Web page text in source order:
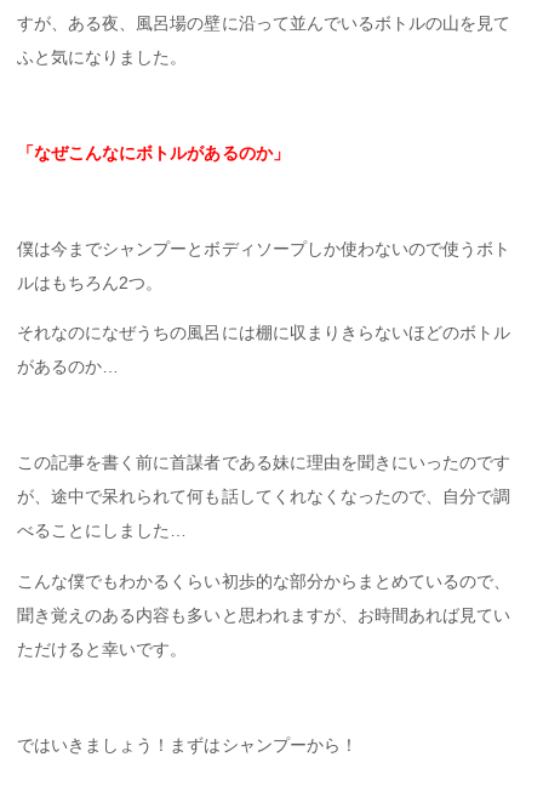
すが、ある夜、風呂場の壁に沿って並んでいるボトルの山を見て
ふと気になりました。
「なぜこんなにボトルがあるのか」
僕は今までシャンプーとボディソープしか使わないので使うボト
ルはもちろん2つ。
それなのになぜうちの風呂には棚に収まりきらないほどのボトル
があるのか…
この記事を書く前に首謀者である妹に理由を聞きにいったのです
が、途中で呆れられて何も話してくれなくなったので、自分で調
べることにしました…
こんな僕でもわかるくらい初歩的な部分からまとめているので、
聞き覚えのある内容も多いと思われますが、お時間あれば見てい
ただけると幸いです。
ではいきましょう！まずはシャンプーから！